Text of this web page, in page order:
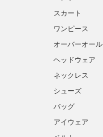
スカート
ワンピース
オーバーオール
ヘッドウェア
ネックレス
シューズ
バッグ
アイウェア